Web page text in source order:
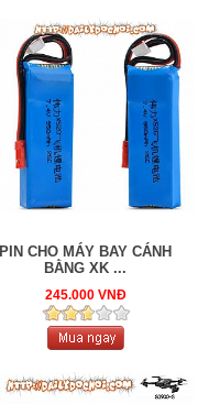
PIN CHO MÁY BAY CÁNH
BẰNG XK ...
245.000 VNĐ